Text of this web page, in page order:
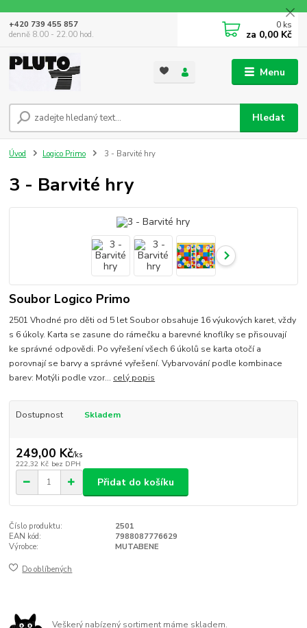
Menu
Hledat
+420 739 455 857
denně 8.00 - 22.00 hod.
0 ks
za 0,00 Kč
Úvod Logico Primo 3 - Barvité hry
3 - Barvité hry
Soubor Logico Primo
2501 Vhodné pro děti od 5 let Soubor obsahuje 16 výukových karet, vždy
s 6 úkoly. Karta se zasune do rámečku a barevné knoflíky se přisouvají
ke správné odpovědi. Po vyřešení všech 6 úkolů se karta otočí a
porovnají se barvy a správné vyřešení. Vybarvování podle kombinace
barev: Motýli podle vzor... celý popis
Dostupnost Skladem
249,00 Kč/ks
222,32 Kč bez DPH
Přidat do košíku
Číslo produktu:
2501
EAN kód:
7988087776629
Výrobce:
MUTABENE
Do oblíbených
Veškerý nabízený sortiment máme skladem.